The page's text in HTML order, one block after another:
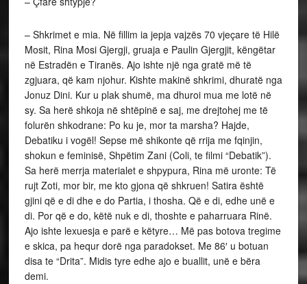
– Shkrimet e mia. Në fillim ia jepja vajzës 70 vjeçare të Hilë
Mosit, Rina Mosi Gjergji, gruaja e Paulin Gjergjit, këngëtar
në Estradën e Tiranës. Ajo ishte një nga gratë më të
zgjuara, që kam njohur. Kishte makinë shkrimi, dhuratë nga
Jonuz Dini. Kur u plak shumë, ma dhuroi mua me lotë në
sy. Sa herë shkoja në shtëpinë e saj, me drejtohej me të
folurën shkodrane: Po ku je, mor ta marsha? Hajde,
Debatiku i vogël! Sepse më shikonte që rrija me fqinjin,
shokun e feminisë, Shpëtim Zani (Coli, te filmi “Debatik”).
Sa herë merrja materialet e shpypura, Rina më uronte: Të
rujt Zoti, mor bir, me kto gjona që shkruen! Satira është
gjini që e di dhe e do Partia, i thosha. Që e di, edhe unë e
di. Por që e do, këtë nuk e di, thoshte e paharruara Rinë.
Ajo ishte lexuesja e parë e këtyre… Më pas botova tregime
e skica, pa hequr dorë nga paradokset. Me 86′ u botuan
disa te “Drita”. Midis tyre edhe ajo e buallit, unë e bëra
demi.